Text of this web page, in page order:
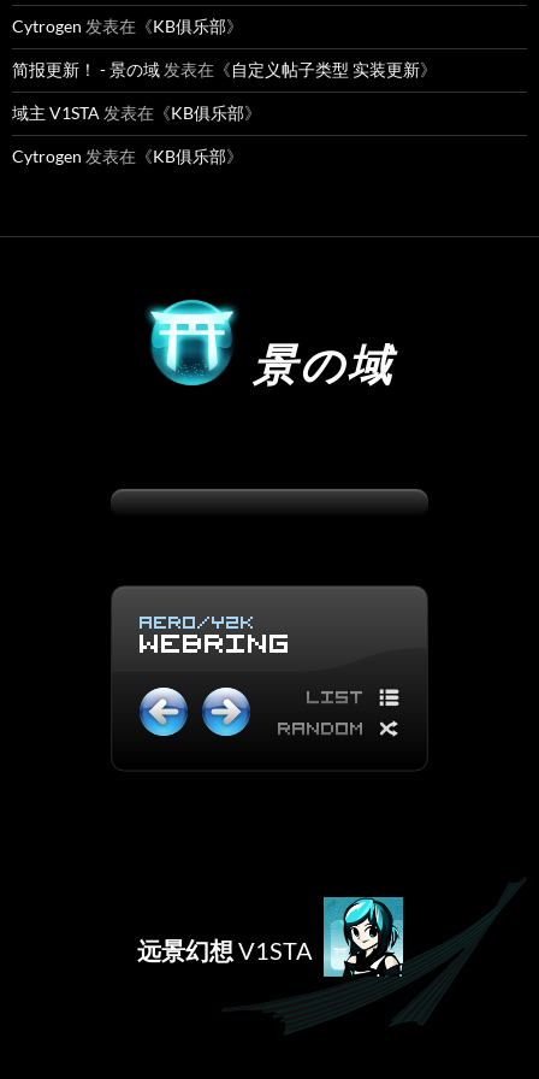
Cytrogen 发表在《KB俱乐部》
简报更新！ - 景の域 发表在《自定义帖子类型 实装更新》
域主 V1STA 发表在《KB俱乐部》
Cytrogen 发表在《KB俱乐部》
景の域
远景幻想 V1STA